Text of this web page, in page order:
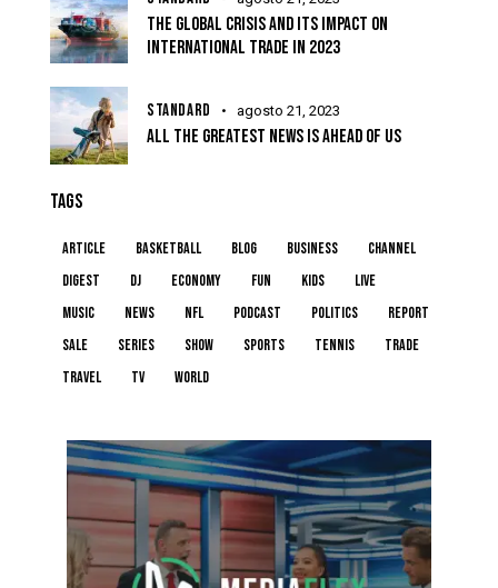
THE GLOBAL CRISIS AND ITS IMPACT ON
INTERNATIONAL TRADE IN 2023
STANDARD agosto 21, 2023
ALL THE GREATEST NEWS IS AHEAD OF US
TAGS
article basketball blog business
channel
digest
dj economy fun kids
live
music
news NFL podcast politics
report
sale
series show sports tennis
trade
travel
tv world